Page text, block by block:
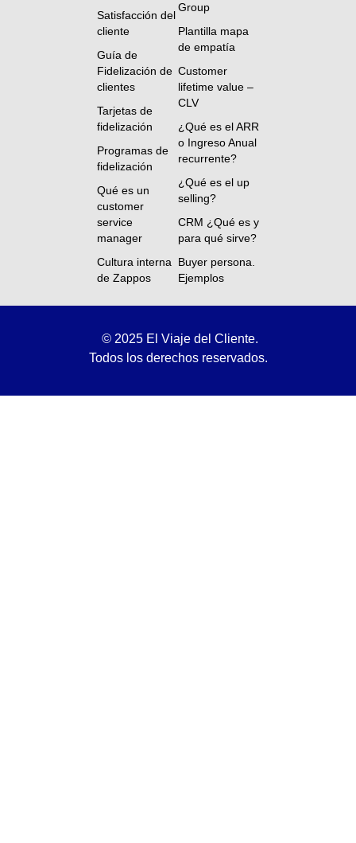
Satisfacción del
cliente
Guía de
Fidelización de
clientes
Tarjetas de
fidelización
Programas de
fidelización
Qué es un
customer
service
manager
Cultura interna
de Zappos
Group
Plantilla mapa
de empatía
Customer
lifetime value –
CLV
¿Qué es el ARR
o Ingreso Anual
recurrente?
¿Qué es el up
selling?
CRM ¿Qué es y
para qué sirve?
Buyer persona.
Ejemplos
©2025 El Viaje del Cliente.
Todos los derechos reservados.